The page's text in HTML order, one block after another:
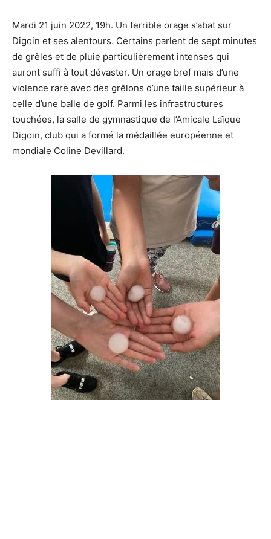
Mardi 21 juin 2022, 19h. Un terrible orage s’abat sur
Digoin et ses alentours. Certains parlent de sept minutes
de grêles et de pluie particulièrement intenses qui
auront suffi à tout dévaster. Un orage bref mais d’une
violence rare avec des grêlons d’une taille supérieur à
celle d’une balle de golf. Parmi les infrastructures
touchées, la salle de gymnastique de l’Amicale Laïque
Digoin, club qui a formé la médaillée européenne et
mondiale Coline Devillard.